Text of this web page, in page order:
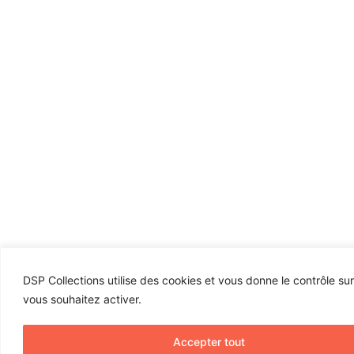
DSP Collections utilise des cookies et vous donne le contrôle
vous souhaitez activer.
Accepter tout